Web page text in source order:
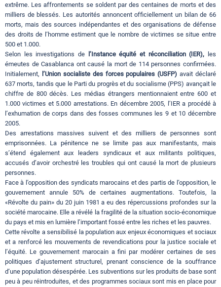
extrême. Les affrontements se soldent par des centaines de morts et des
milliers de blessés. Les autorités annoncent officiellement un bilan de 66
morts, mais des sources indépendantes et des organisations de défense
des droits de l’homme estiment que le nombre de victimes se situe entre
500 et 1.000.
Selon les investigations de
l’Instance équité et réconciliation (IER), les
émeutes de Casablanca ont causé la mort de 114 personnes confirmées.
Initialement, l’Union socialiste des forces populaires (USFP) avait déclaré
637 morts, tandis que le Parti du progrès et du socialisme (PPS) avançait le
chiffre de 800 décès. Les médias étrangers mentionnaient entre 600 et
1.000 victimes et 5.000 arrestations. En décembre 2005, l’IER a procédé à
l’exhumation de corps dans des fosses communes les 9 et 10 décembre
2005.
Des arrestations massives suivent et des milliers de personnes sont
emprisonnées. La pénitence ne se limite pas aux manifestants, mais
s’étend également aux leaders syndicaux et aux militants politiques,
accusés d’avoir orchestré les troubles qui ont causé la mort de plusieurs
personnes.
Face à l’opposition des syndicats marocains et des partis de l’opposition, le
gouvernement annule 50% de certaines augmentations. Toutefois, la
«Révolte du pain» du 20 juin 1981 a eu des répercussions profondes sur la
société marocaine. Elle a révélé la fragilité de la situation socio-économique
du pays et mis en lumière l’important fossé entre les riches et les pauvres.
Cette révolte a sensibilisé la population aux enjeux économiques et sociaux
et a renforcé les mouvements de revendications pour la justice sociale et
l’équité. Le gouvernement marocain a fini par modérer certaines de ses
politiques d’ajustement structurel, prenant conscience de la souffrance
d’une population désespérée. Les subventions sur les produits de base sont
peu à peu réintroduites, et des programmes sociaux sont mis en place pour